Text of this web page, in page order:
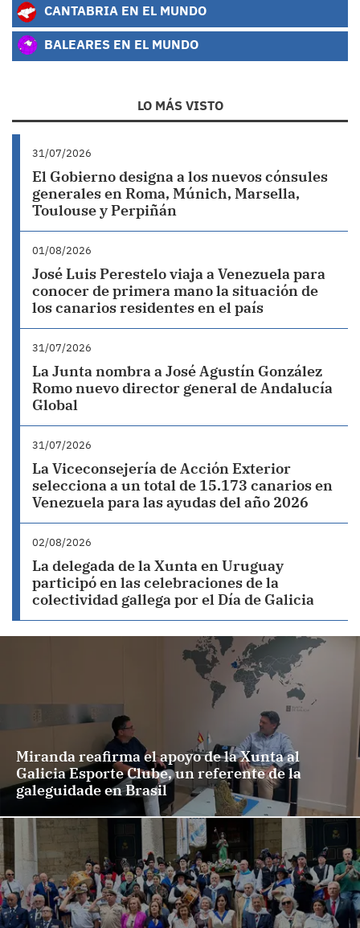
CANTABRIA EN EL MUNDO
BALEARES EN EL MUNDO
LO MÁS VISTO
31/07/2026
El Gobierno designa a los nuevos cónsules
generales en Roma, Múnich, Marsella,
Toulouse y Perpiñán
01/08/2026
José Luis Perestelo viaja a Venezuela para
conocer de primera mano la situación de
los canarios residentes en el país
31/07/2026
La Junta nombra a José Agustín González
Romo nuevo director general de Andalucía
Global
31/07/2026
La Viceconsejería de Acción Exterior
selecciona a un total de 15.173 canarios en
Venezuela para las ayudas del año 2026
02/08/2026
La delegada de la Xunta en Uruguay
participó en las celebraciones de la
colectividad gallega por el Día de Galicia
Miranda reafirma el apoyo de la Xunta al
Galicia Esporte Clube, un referente de la
galeguidade en Brasil